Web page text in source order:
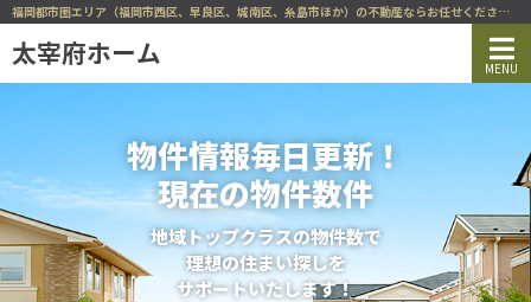
福岡都市圏エリア（福岡市西区、早良区、城南区、糸島市ほか）の不動産ならお任せください！
物件情報毎日更新！
現在の物件数件
地域トップクラスの物件数で
理想の住まい探しを
サポートいたします！